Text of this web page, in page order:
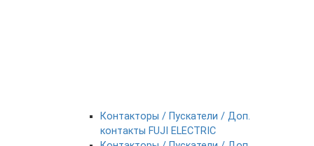
Контакторы / Пускатели / Доп.
контакты FUJI ELECTRIC